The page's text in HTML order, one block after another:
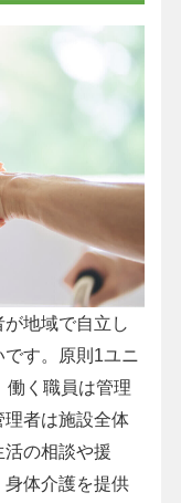
地域で自立し
す。原則1ユニ
働く職員は管理
者は施設全体
の相談や援
体介護を提供